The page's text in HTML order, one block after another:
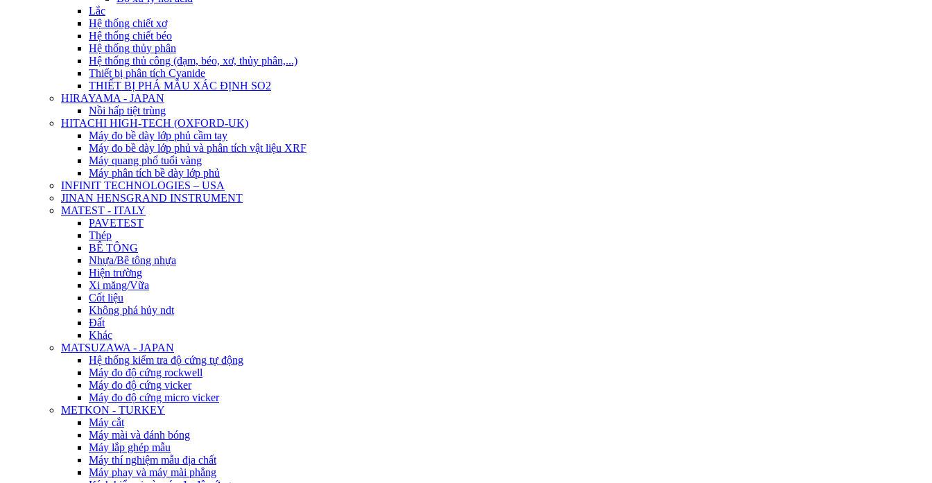
Lắc
Hệ thống chiết xơ
Hệ thống chiết béo
Hệ thống thủy phân
Hệ thống thủ công (đạm, béo, xơ, thủy phân,...)
Thiết bị phân tích Cyanide
THIẾT BỊ PHÁ MẪU XÁC ĐỊNH SO2
HIRAYAMA - JAPAN
Nồi hấp tiệt trùng
HITACHI HIGH-TECH (OXFORD-UK)
Máy đo bề dày lớp phủ cầm tay
Máy đo bề dày lớp phủ và phân tích vật liệu XRF
Máy quang phổ tuổi vàng
Máy phân tích bề dày lớp phủ
INFINIT TECHNOLOGIES – USA
JINAN HENSGRAND INSTRUMENT
MATEST - ITALY
PAVETEST
Thép
BÊ TÔNG
Nhựa/Bê tông nhựa
Hiện trường
Xi măng/Vữa
Cốt liệu
Không phá hủy ndt
Đất
Khác
MATSUZAWA - JAPAN
Hệ thống kiểm tra độ cứng tự động
Máy đo độ cứng rockwell
Máy đo độ cứng vicker
Máy đo độ cứng micro vicker
METKON - TURKEY
Máy cắt
Máy mài và đánh bóng
Máy lắp ghép mẫu
Máy thí nghiệm mẫu địa chất
Máy phay và máy mài phẳng